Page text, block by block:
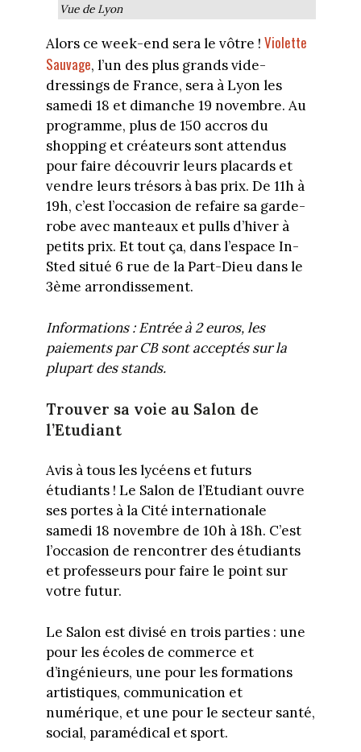
Vue de Lyon
Alors ce week-end sera le vôtre ! Violette
Sauvage, l’un des plus grands vide-
dressings de France, sera à Lyon les
samedi 18 et dimanche 19 novembre. Au
programme, plus de 150 accros du
shopping et créateurs sont attendus
pour faire découvrir leurs placards et
vendre leurs trésors à bas prix. De 11h à
19h, c’est l’occasion de refaire sa garde-
robe avec manteaux et pulls d’hiver à
petits prix. Et tout ça, dans l’espace In-
Sted situé 6 rue de la Part-Dieu dans le
3ème arrondissement.
Informations : Entrée à 2 euros, les
paiements par CB sont acceptés sur la
plupart des stands.
Trouver sa voie au Salon de
l’Etudiant
Avis à tous les lycéens et futurs
étudiants ! Le Salon de l’Etudiant ouvre
ses portes à la Cité internationale
samedi 18 novembre de 10h à 18h. C’est
l’occasion de rencontrer des étudiants
et professeurs pour faire le point sur
votre futur.
Le Salon est divisé en trois parties : une
pour les écoles de commerce et
d’ingénieurs, une pour les formations
artistiques, communication et
numérique, et une pour le secteur santé,
social, paramédical et sport.